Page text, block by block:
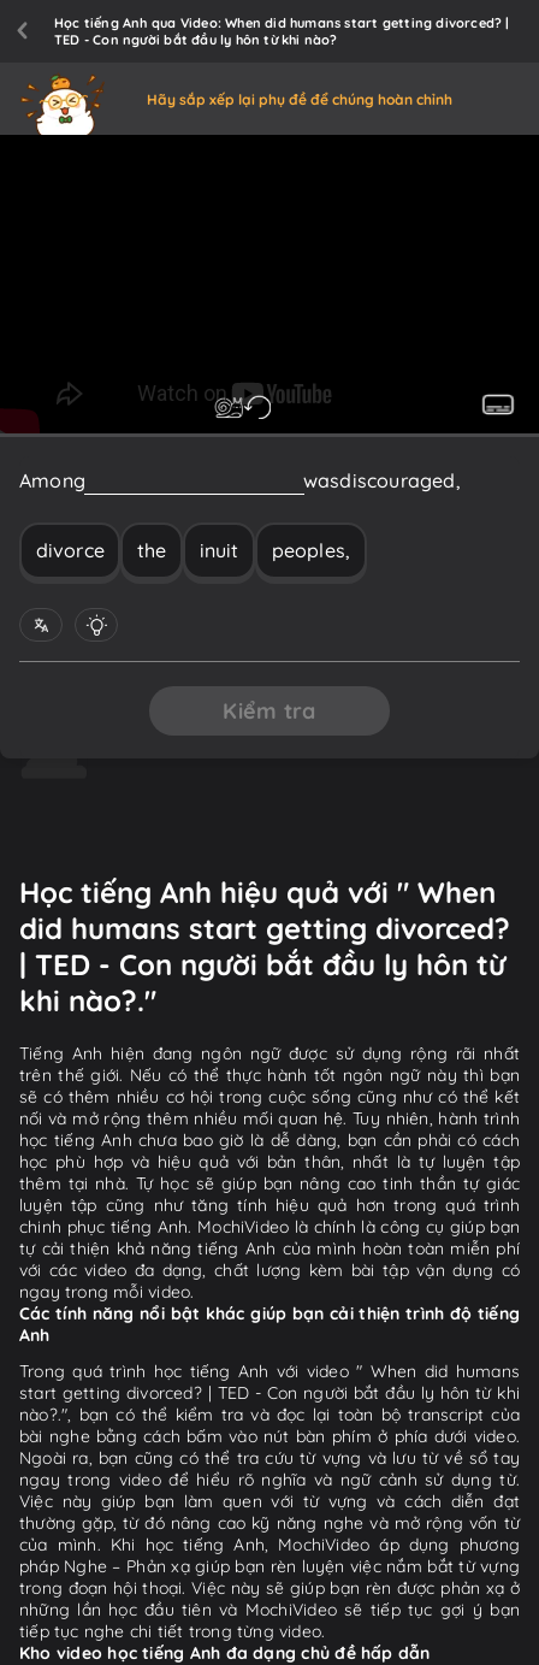
Học tiếng Anh qua Video: When did humans start getting divorced? |
TED - Con người bắt đầu ly hôn từ khi nào?
Hãy sắp xếp lại phụ đề để chúng hoàn chỉnh
Among wasdiscouraged,
divorce the inuit peoples,
Kiểm tra
Học tiếng Anh hiệu quả với " When
did humans start getting divorced?
| TED - Con người bắt đầu ly hôn từ
khi nào?."
Tiếng Anh hiện đang ngôn ngữ được sử dụng rộng rãi nhất
trên thế giới. Nếu có thể thực hành tốt ngôn ngữ này thì bạn
sẽ có thêm nhiều cơ hội trong cuộc sống cũng như có thể kết
nối và mở rộng thêm nhiều mối quan hệ. Tuy nhiên, hành trình
học tiếng Anh chưa bao giờ là dễ dàng, bạn cần phải có cách
học phù hợp và hiệu quả với bản thân, nhất là tự luyện tập
thêm tại nhà. Tự học sẽ giúp bạn nâng cao tinh thần tự giác
luyện tập cũng như tăng tính hiệu quả hơn trong quá trình
chinh phục tiếng Anh. MochiVideo là chính là công cụ giúp bạn
tự cải thiện khả năng tiếng Anh của mình hoàn toàn miễn phí
với các video đa dạng, chất lượng kèm bài tập vận dụng có
ngay trong mỗi video.
Các tính năng nổi bật khác giúp bạn cải thiện trình độ tiếng
Anh
Trong quá trình học tiếng Anh với video " When did humans
start getting divorced? | TED - Con người bắt đầu ly hôn từ khi
nào?.", bạn có thể kiểm tra và đọc lại toàn bộ transcript của
bài nghe bằng cách bấm vào nút bàn phím ở phía dưới video.
Ngoài ra, bạn cũng có thể tra cứu từ vựng và lưu từ về sổ tay
ngay trong video để hiểu rõ nghĩa và ngữ cảnh sử dụng từ.
Việc này giúp bạn làm quen với từ vựng và cách diễn đạt
thường gặp, từ đó nâng cao kỹ năng nghe và mở rộng vốn từ
của mình. Khi học tiếng Anh, MochiVideo áp dụng phương
pháp Nghe – Phản xạ giúp bạn rèn luyện việc nắm bắt từ vựng
trong đoạn hội thoại. Việc này sẽ giúp bạn rèn được phản xạ ở
những lần học đầu tiên và MochiVideo sẽ tiếp tục gợi ý bạn
tiếp tục nghe chi tiết trong từng video.
Kho video học tiếng Anh đa dạng chủ đề hấp dẫn